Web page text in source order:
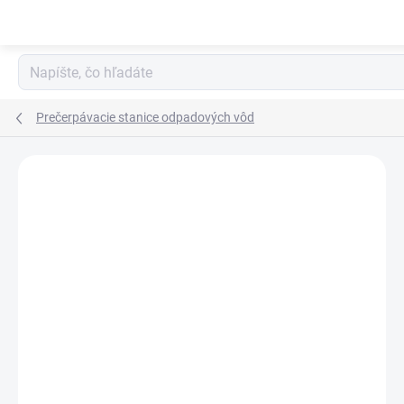
Prečerpávacie stanice odpadových vôd